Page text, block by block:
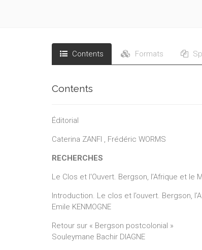
Contents Formats
Contents
Éditorial
Caterina ZANFI , Frédéric WORMS
RECHERCHES
Le Clos et l'Ouvert. Bergson, l’Afrique et le
Introduction. Le clos et l’ouvert. Bergson,
Emile KENMOGNE
Retour sur « Bergson postcolonial »
Souleymane Bachir DIAGNE